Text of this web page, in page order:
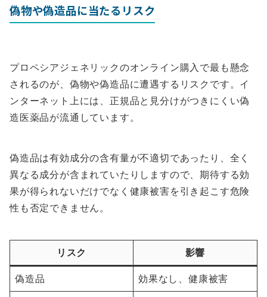
偽物や偽造品に当たるリスク
プロペシアジェネリックのオンライン購入で最も懸念
されるのが、偽物や偽造品に遭遇するリスクです。イ
ンターネット上には、正規品と見分けがつきにくい偽
造医薬品が流通しています。
偽造品は有効成分の含有量が不適切であったり、全く
異なる成分が含まれていたりしますので、期待する効
果が得られないだけでなく健康被害を引き起こす危険
性も否定できません。
リスク 影響
偽造品 効果なし、健康被害